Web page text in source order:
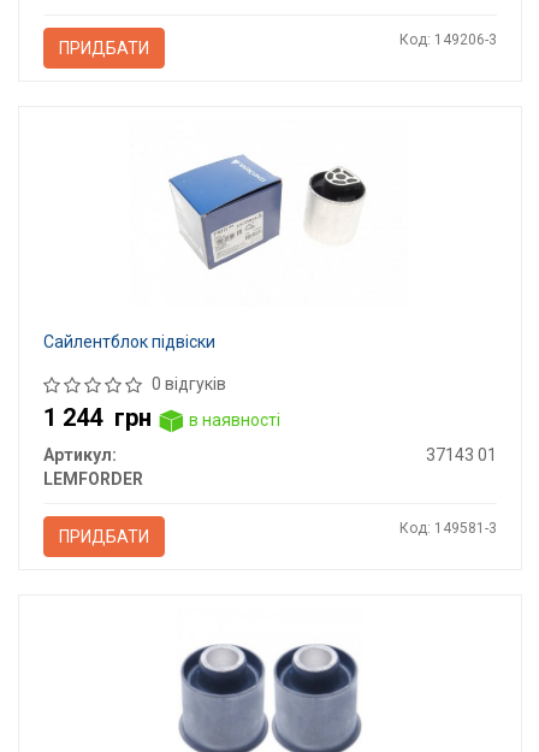
ПРИДБАТИ Код: 149206-3
Сайлентблок підвіски
0 відгуків
1 244 грн
в наявності
Артикул:
37143 01
LEMFORDER
ПРИДБАТИ Код: 149581-3